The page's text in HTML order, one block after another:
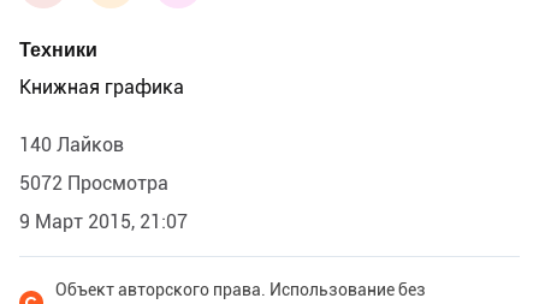
Техники
Книжная графика
140 Лайков
5072 Просмотра
9 Март 2015, 21:07
Объект авторского права. Использование без